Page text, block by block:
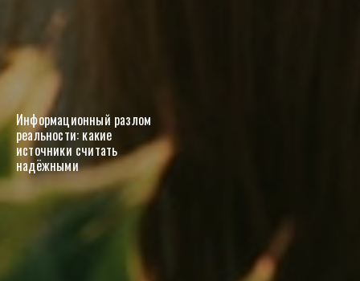
Информационный разлом
реальности: какие
источники считать
надёжными